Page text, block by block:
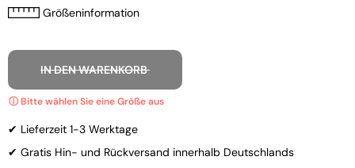
Größeninformation
IN DEN WARENKORB
✔ Lieferzeit 1-3 Werktage
✔ Gratis Hin- und Rückversand innerhalb Deutschlands